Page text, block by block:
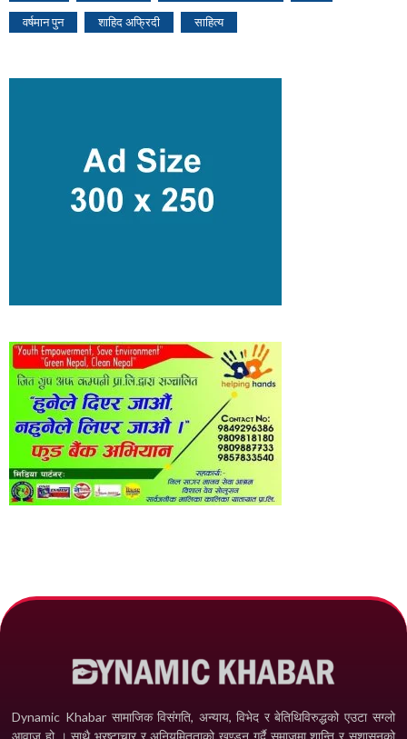
वर्षमान पुन शाहिद अफ्रिदी साहित्य
Dynamic Khabar सामाजिक विसंगति, अन्याय, विभेद­ र बेतिथिविरुद्धको एउटा सग्लो